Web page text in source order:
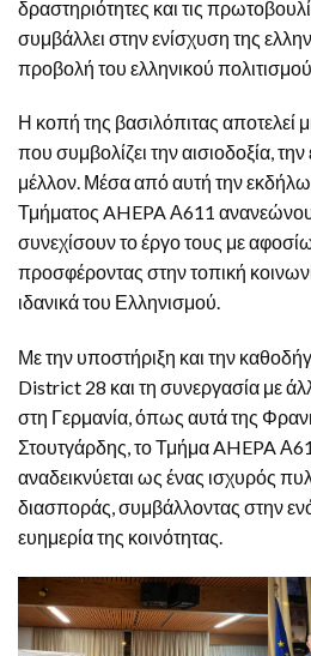
δραστηριότητες και τις
συμβάλλει στην ενίσχυση της
προβολή του ελληνικού
Η κοπή της βασιλόπιτας αποτελεί
που συμβολίζει την αισιοδοξία,
μέλλον. Μέσα από αυτή την
Τμήματος AHEPA Α611
συνεχίσουν το έργο τους με
προσφέροντας στην τοπική
ιδανικά του Ελληνισμού.
Με την υποστήριξη και την
District 28 και τη συνεργασία με
στη Γερμανία, όπως αυτά της
Στουτγάρδης, το Τμήμα AHEPA
αναδεικνύεται ως ένας ισχυρός
διασποράς, συμβάλλοντας στην
ευημερία της κοινότητας.